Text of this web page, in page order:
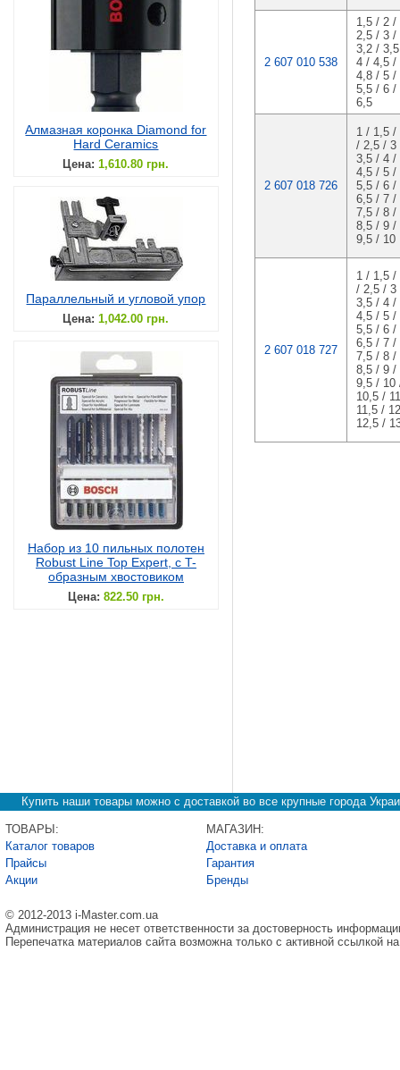
Алмазная коронка Diamond for
Hard Ceramics
Цена: 1,610.80 грн.
Параллельный и угловой упор
Цена: 1,042.00 грн.
Набор из 10 пильных полотен
Robust Line Top Expert, с T-
образным хвостовиком
Цена: 822.50 грн.
2 607 010 538
1,5 / 2 /
2,5 / 3 /
3,2 /
4 / 4,5 /
4,8 / 5 /
5,5 / 6 /
6,5
2 607 018 726
1 / 1,5 /
/ 2,5 / 3
3,5 / 4 /
4,5 / 5 /
5,5 / 6 /
6,5 / 7 /
7,5 / 8 /
8,5 / 9 /
9,5 / 10
2 607 018 727
1 / 1,5 /
/ 2,5 / 3
3,5 / 4 /
4,5 / 5 /
5,5 / 6 /
6,5 / 7 /
7,5 / 8 /
8,5 / 9 /
9,5 / 10
10,5 /
11,5 /
12,5 /
Купить наши товары можно с доставкой во все крупные города
ТОВАРЫ:
Каталог товаров
Прайсы
Акции
МАГАЗИН:
Доставка и оплата
Гарантия
Бренды
© 2012-2013 i-Master.com.ua
Администрация не несет ответственности за достоверность
Перепечатка материалов сайта возможна только с активной ссылкой